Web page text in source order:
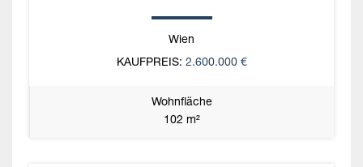
Wien
KAUFPREIS: 2.600.000 €
Wohnfläche
102 m²